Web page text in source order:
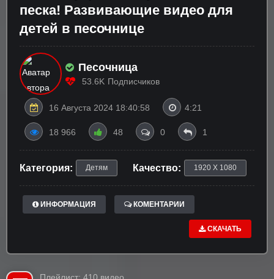
песка! Развивающие видео для
детей в песочнице
Песочница
53.6K Подписчиков
16 Августа 2024 18:40:58 4:21
18 966 48 0 1
Категория: Детям Качество: 1920 X 1080
ИНФОРМАЦИЯ КОМЕНТАРИИ
СКАЧАТЬ